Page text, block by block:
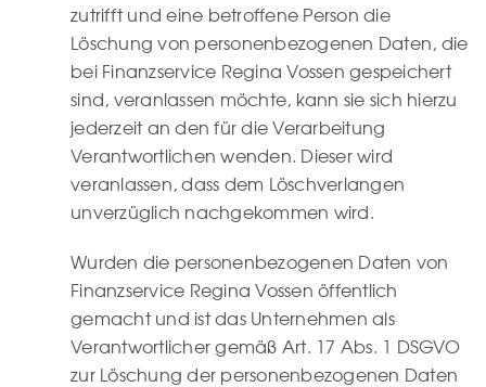
zutrifft und eine betroffene Person die
Löschung von personenbezogenen Daten, die
bei Finanzservice Regina Vossen gespeichert
sind, veranlassen möchte, kann sie sich hierzu
jederzeit an den für die Verarbeitung
Verantwortlichen wenden. Dieser wird
veranlassen, dass dem Löschverlangen
unverzüglich nachgekommen wird.
Wurden die personenbezogenen Daten von
Finanzservice Regina Vossen öffentlich
gemacht und ist das Unternehmen als
Verantwortlicher gemäß Art. 17 Abs. 1 DSGVO
zur Löschung der personenbezogenen Daten